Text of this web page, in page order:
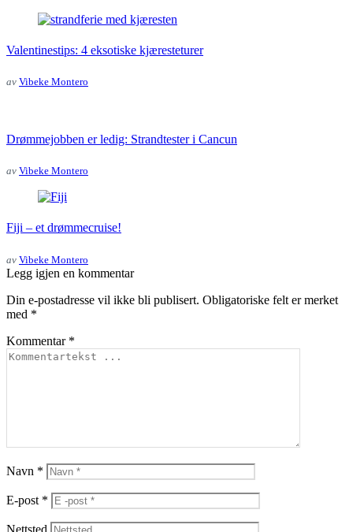
Valentinestips: 4 eksotiske kjæresteturer
av Vibeke Montero
Drømmejobben er ledig: Strandtester i Cancun
av Vibeke Montero
Fiji – et drømmecruise!
av Vibeke Montero
Legg igjen en kommentar
Din e-postadresse vil ikke bli publisert. Obligatoriske felt er merket
med *
Kommentar *
Navn *
E-post *
Nettsted